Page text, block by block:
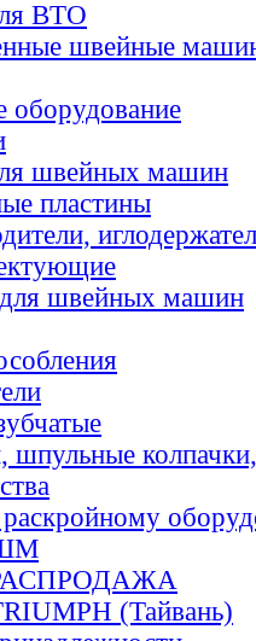
ВТО
швейные
оборудование
швейных машин
пластины
швейных машин
раскройному
(Тайвань)